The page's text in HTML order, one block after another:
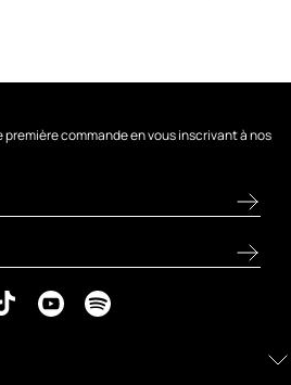
première commande en vous inscrivant à nos